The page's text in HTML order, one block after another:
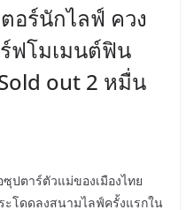
อร์นักไลฟ์ ควง
ร์ฟโมเมนต์ฟิน
out 2 หมื่น
ปตาร์ตัวแม่ของเมืองไทย
ะโดดลงสนามไลฟ์ครั้งแรกใน